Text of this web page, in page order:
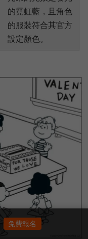
的霓虹藍，且角色
的服裝符合其官方
設定顏色。
免費報名